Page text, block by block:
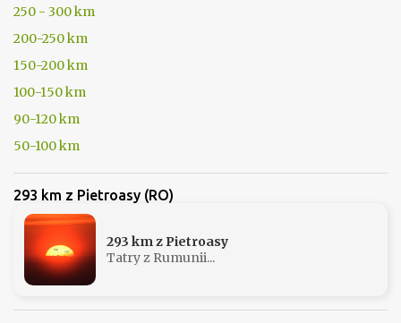
250 - 300 km
200-250 km
150-200 km
100-150 km
90-120 km
50-100 km
293 km z Pietroasy (RO)
293 km z Pietroasy
Tatry z Rumunii...